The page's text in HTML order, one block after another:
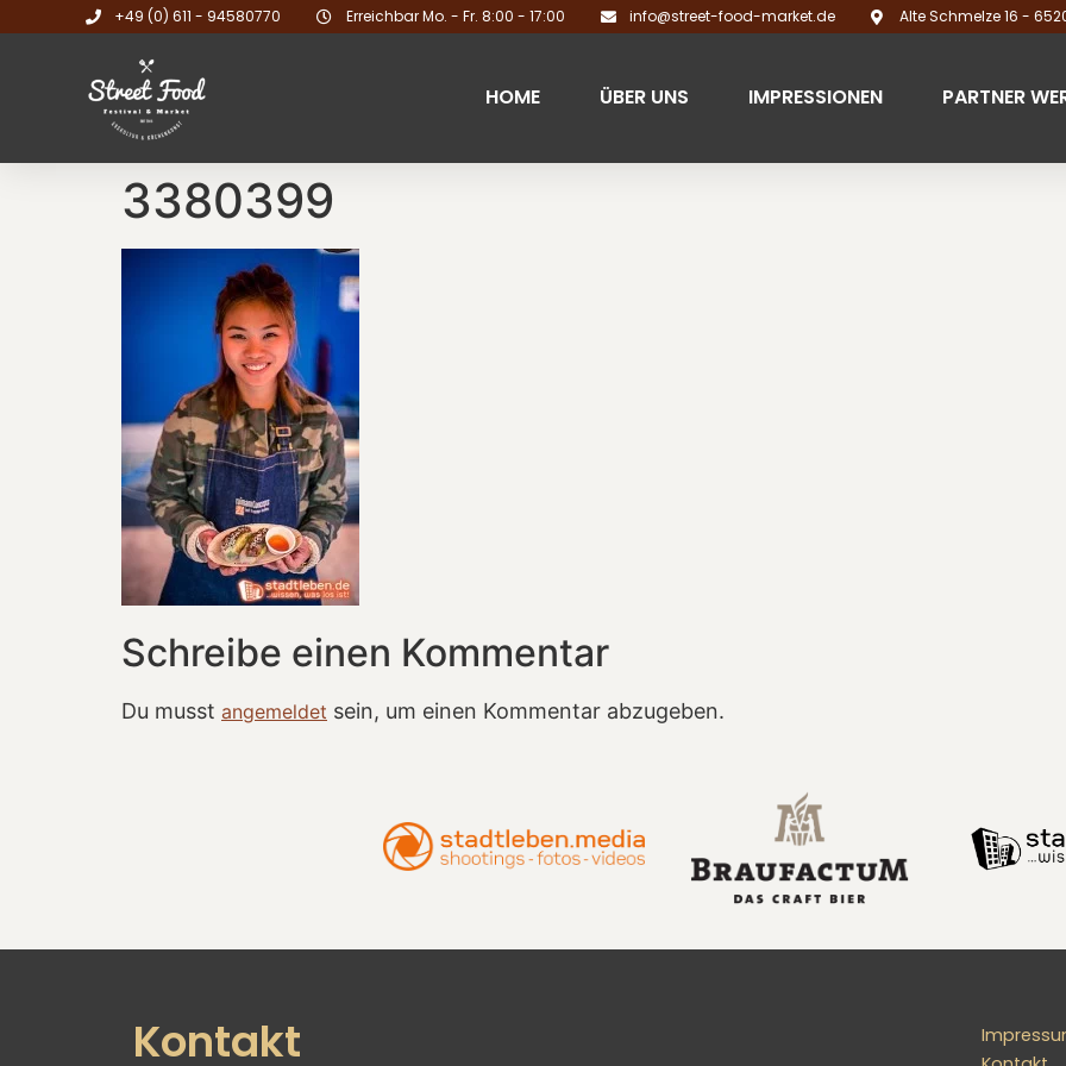
+49 (0) 611 - 94580770 Erreichbar Mo. - Fr. 8:00 - 17:00 info@street-food-market.de Alte Schmelze 16 -
HOME ÜBER UNS IMPRESSIONEN PARTNER
3380399
Schreibe einen Kommentar
Du musst angemeldet sein, um einen Kommentar abzugeben.
Kontakt